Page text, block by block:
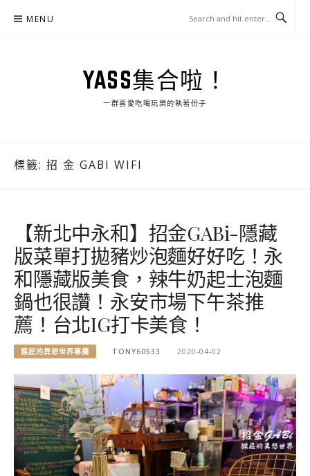
MENU
YASS集合啦！
一群喜愛吃喝玩樂的執著份子
標籤: 招 金 GABI WIFI
【新北中永和】招金GABi-隱藏
版菜單打拋豬炒泡麵好好吃！永
和隱藏版美食，辣牛奶起士泡麵
鍋也很讚！永安市場下午茶推
薦！台北IG打卡美食！
猴屁的異想世界專欄 TONY60533 2020-04-02